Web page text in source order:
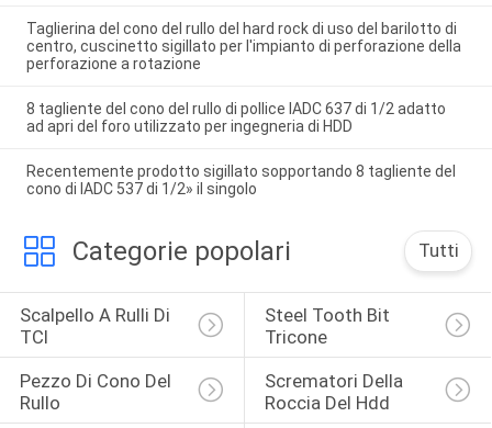
Taglierina del cono del rullo del hard rock di uso del barilotto di
centro, cuscinetto sigillato per l'impianto di perforazione della
perforazione a rotazione
8 tagliente del cono del rullo di pollice IADC 637 di 1/2 adatto
ad apri del foro utilizzato per ingegneria di HDD
Recentemente prodotto sigillato sopportando 8 tagliente del
cono di IADC 537 di 1/2» il singolo
Categorie popolari Tutti
Scalpello A Rulli Di
TCI
Steel Tooth Bit
Tricone
Pezzo Di Cono Del
Rullo
Scrematori Della
Roccia Del Hdd